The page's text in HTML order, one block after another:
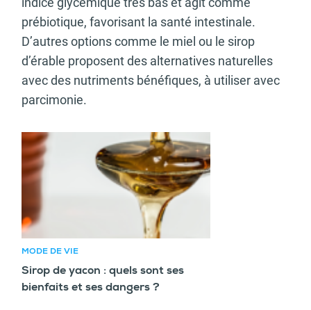
prébiotique, favorisant la santé intestinale.
D’autres options comme le miel ou le sirop
d’érable proposent des alternatives naturelles
avec des nutriments bénéfiques, à utiliser avec
parcimonie.
Article recommandé
MODE DE VIE
Sirop de yacon : quels sont ses
bienfaits et ses dangers ?